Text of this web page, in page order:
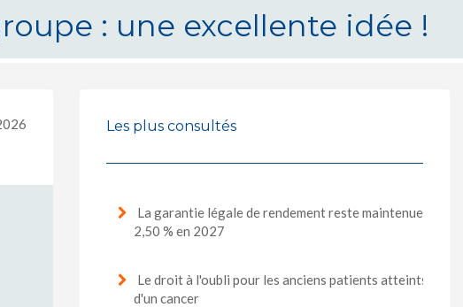
: une excellente idée !
Les plus consultés
La garantie légale de rendement reste maintenue à
2,50 % en 2027
Le droit à l'oubli pour les anciens patients atteints
d'un cancer